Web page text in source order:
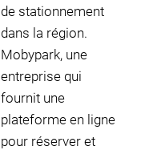
de stationnement
dans la région.
Mobypark, une
entreprise qui
fournit une
plateforme en ligne
pour réserver et